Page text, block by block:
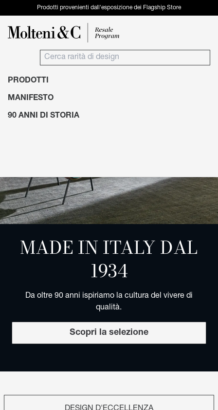
Prodotti provenienti dall'esposizione dei Flagship Store
PRODOTTI
MANIFESTO
90 ANNI DI STORIA
MADE IN ITALY DAL
1934
Da oltre 90 anni ispiriamo la cultura del vivere di
qualità.
Scopri la selezione